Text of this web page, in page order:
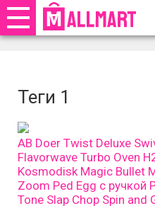
+375 29
+375 25695-70-
+375 29
+375 33
обработки
принимаю
Теги 1
AB Doer Twist Deluxe
Flavorwave Turbo Oven
Kosmodisk Magic Bullet
Zoom Ped Egg с ручкой
Tone Slap Chop Spin and